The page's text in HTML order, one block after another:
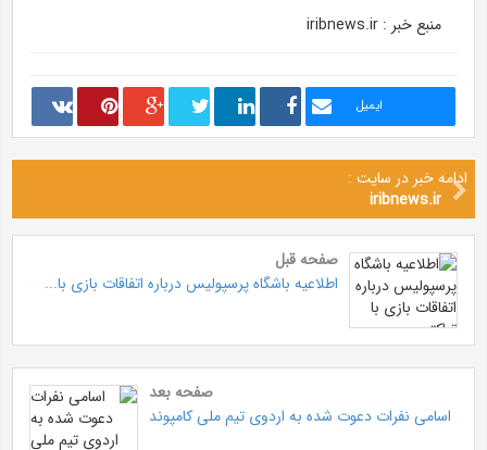
منبع خبر : iribnews.ir
ایمیل
ادامه خبر در سایت :
iribnews.ir
صفحه قبل
اطلاعیه باشگاه پرسپولیس درباره اتفاقات بازی با...
صفحه بعد
اسامی نفرات دعوت شده به اردوی تیم ملی کامپوند